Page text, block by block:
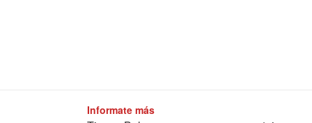
Informate más